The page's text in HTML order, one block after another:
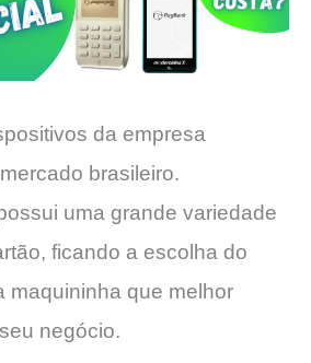
da empresa
brasileiro.
uma grande variedade
ficando a escolha do
maquininha que melhor
negócio.